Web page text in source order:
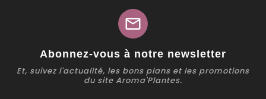
mail
Abonnez-vous à notre newsletter
Et, suivez l'actualité, les bons plans et les promotions
du site Aroma'Plantes.